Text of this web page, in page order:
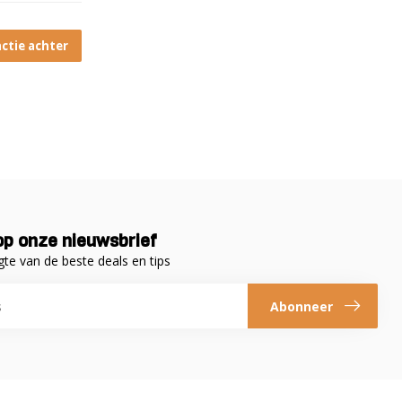
achter
onze nieuwsbrief
van de beste deals en tips
Abonneer